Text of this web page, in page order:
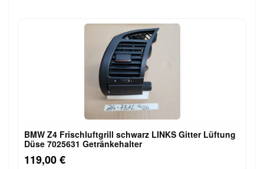
BMW Z4 Frischluftgrill schwarz LINKS Gitter Lüftung
Düse 7025631 Getränkehalter
119,00 €